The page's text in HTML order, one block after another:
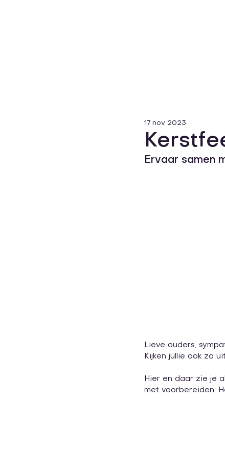
17 nov 2023
Ervaar samen
Lieve ouders,
Kijken jullie ook zo
Hier en daar zie je
met voorbereiden.